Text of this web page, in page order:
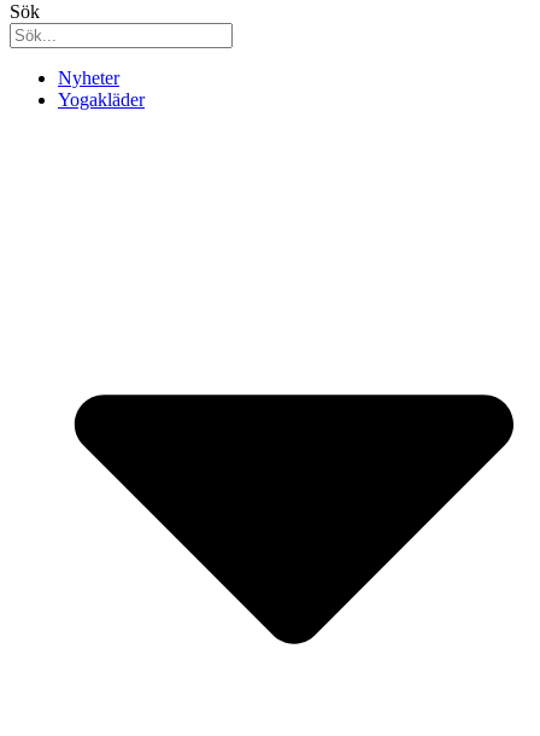
Sök
Nyheter
Yogakläder